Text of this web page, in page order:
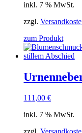
inkl. 7 % MwSt.
zzgl.
zum Produkt
111,00 €
inkl. 7 % MwSt.